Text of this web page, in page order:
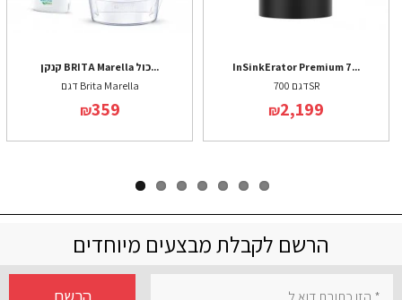
קנקן BRITA Marella כול...
דגם Brita Marella
₪359
InSinkErator Premium 7...
דגם 700SR
₪2,199
הרשם לקבלת מבצעים מיוחדים